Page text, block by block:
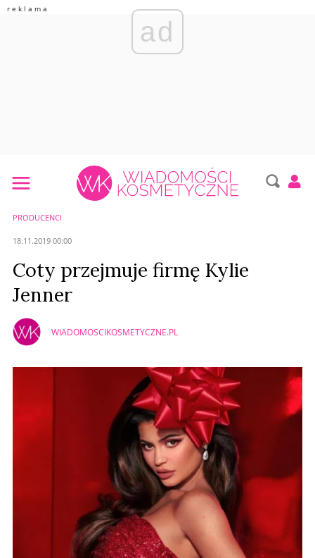
ad
PRODUCENCI
18.11.2019 00:00
Coty przejmuje firmę Kylie
Jenner
WIADOMOSCIKOSMETYCZNE.PL